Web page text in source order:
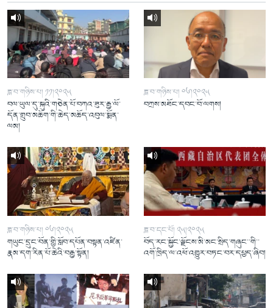
ཟླ་བ་གཉིས་པ། ༡༡།༢༠༢༥
བལ་ཡུལ་དུ་སྐུའི་གཅེན་པོ་བཀའ་ཟུར་རྒྱ་ལོ་
དོན་གྲུབ་མཆོག་གི་ཆེད་མཆོད་འབུལ་སྨོན་
ལམ།
ཟླ་བ་གཉིས་པ། ༠༦།༢༠༢༥
བཀྲས་མཐོང་དབང་བོ་ལགས།
ཟླ་བ་གཉིས་པ། ༠༦།༢༠༢༥
གཡུང་དྲུང་བོན་གྱི་སློབ་དཔོན་བསྟན་འཛིན་
རྣམ་དག་རིན་པོ་ཆེའི་བརྒྱ་སྟོན།
ཟླ་བ་དང་པོ། ༢༥།༢༠༢༥
བོད་རང་སྐྱོང་ལྗོངས་མི་མང་སྲིད་གཞུང་་གི་་
འགོ་ཁྲིད་ལ་འཕོ་འགྱུར་བཏང་བར་དཔྱད་ཞིབ།